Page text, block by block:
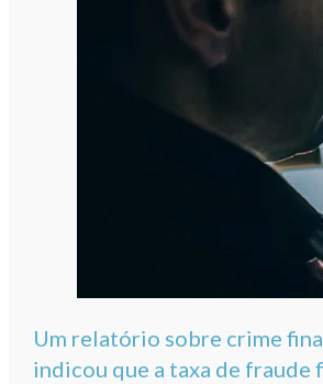
Um relatório sobre crime
indicou que a taxa de fraude